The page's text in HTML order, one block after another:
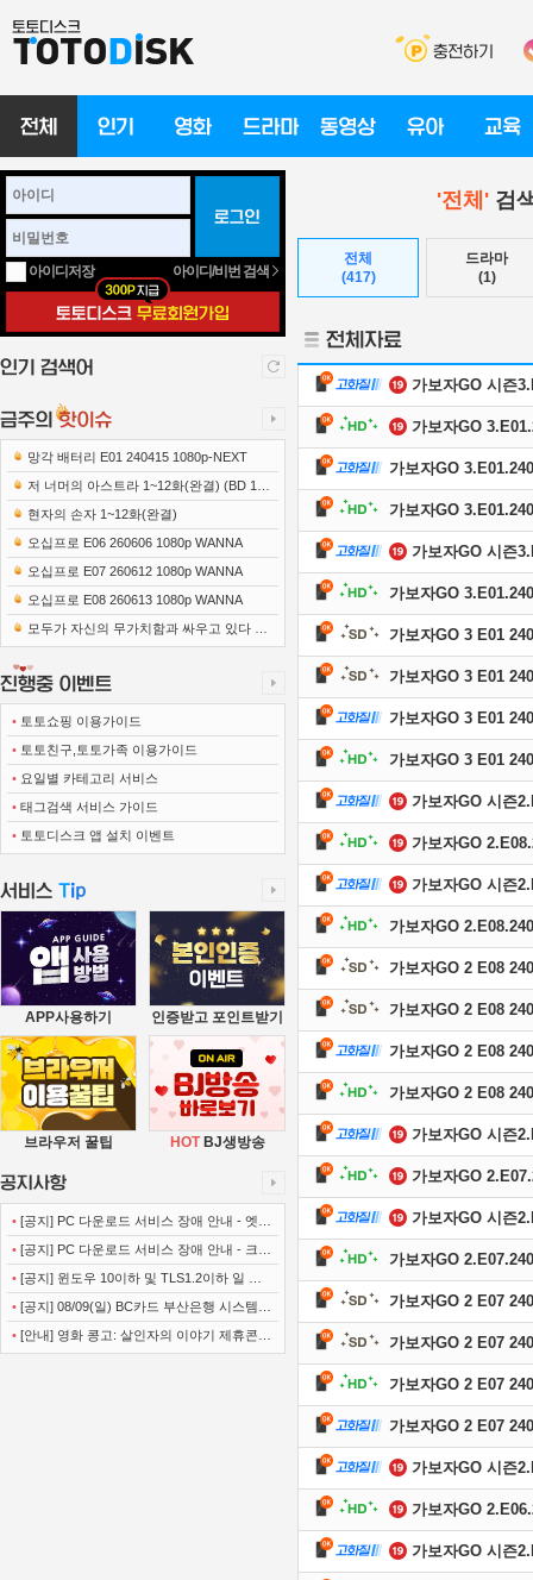
아이디저장 아이디/비번 검색
망각 배터리 E01 240415 1080p-NEXT
저 너머의 아스트라 1~12화(완결) (BD 192
0x1080 x265-10Bit FLACx2)
현자의 손자 1~12화(완결)
오십프로 E06 260606 1080p WANNA
오십프로 E07 260612 1080p WANNA
오십프로 E08 260613 1080p WANNA
모두가 자신의 무가치함과 싸우고 있다 E0
• 토토쇼핑 이용가이드
• 토토친구,토토가족 이용가이드
• 요일별 카테고리 서비스
• 태그검색 서비스 가이드
• 토토디스크 앱 설치 이벤트
APP사용하기 인증받고 포인트받기
브라우저 꿀팁 HOTBJ생방송
• [공지] PC 다운로드 서비스 장애 안내 - 엣지
(Microsoft Edge)
• [공지] PC 다운로드 서비스 장애 안내 - 크롬
(Chrome)
• [공지] 윈도우 10이하 및 TLS1.2이하 일 경
우 사이트 이용불가 안내
• [공지] 08/09(일) BC카드 부산은행 시스템
정기점검 안내
• [안내] 영화 콩고: 살인자의 이야기 제휴콘텐
'전체'검
전체
(417)
드라마
(1)
가보자GO 시즌
가보자GO
가보자GO
가보자GO
가보자GO 시즌
가보자GO
가보자GO 3 E01
가보자GO 3 E01
가보자GO 3 E01
가보자GO 3 E01
가보자GO 시즌
가보자GO
가보자GO 시즌
가보자GO
가보자GO 2 E08
가보자GO 2 E08
가보자GO 2 E08
가보자GO 2 E08
가보자GO 시즌
가보자GO
가보자GO 시즌
가보자GO
가보자GO 2 E07
가보자GO 2 E07
가보자GO 2 E07
가보자GO 2 E07
가보자GO 시즌
가보자GO
가보자GO 시즌